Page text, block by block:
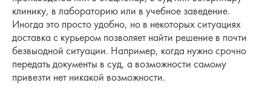
клинику, в лабораторию или в учебное заведение.
Иногда это просто удобно, но в некоторых ситуациях
доставка с курьером позволяет найти решение в почти
безвыодной ситуации. Например, когда нужно срочно
передать документы в суд, а возможности самому
привезти нет никакой возможности.